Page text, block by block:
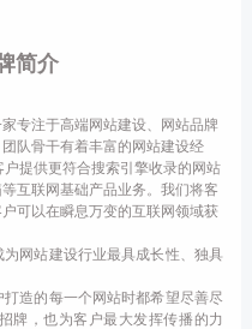
简介
专注于高端网站建设、网站品牌
队骨干有着丰富的网站建设经
提供更符合搜索引擎收录的网站
互联网基础产品业务。我们将客
可以在瞬息万变的互联网领域获
网站建设行业最具成长性、独具
造的每一个网站时都希望尽善尽
牌，也为客户最大发挥传播的力